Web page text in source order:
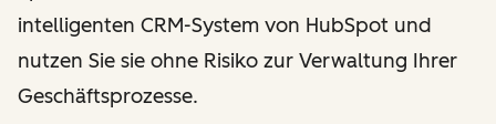
intelligenten CRM-System von HubSpot und
nutzen Sie sie ohne Risiko zur Verwaltung Ihrer
Geschäftsprozesse.